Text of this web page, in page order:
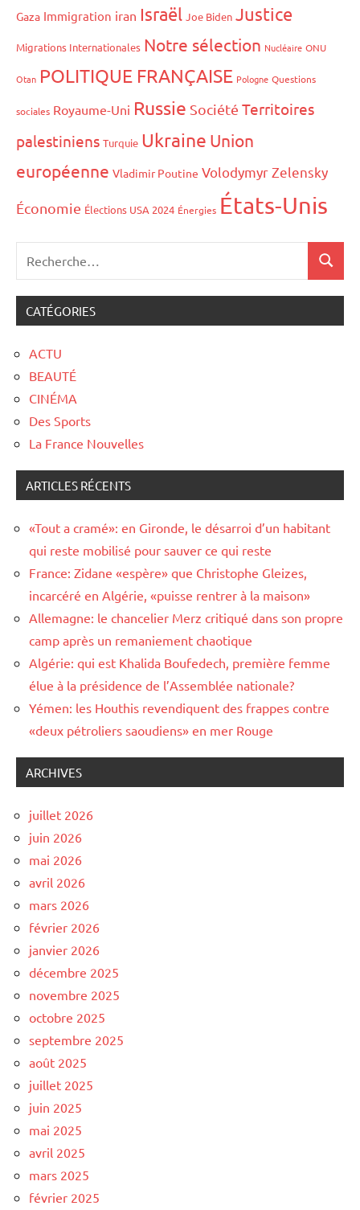
Gaza Immigration iran Israël Joe Biden Justice
Migrations Internationales Notre sélection Nucléaire ONU
Otan POLITIQUE FRANÇAISE Pologne Questions
sociales Royaume-Uni Russie Société Territoires
palestiniens Turquie Ukraine Union
européenne Vladimir Poutine Volodymyr Zelensky
Économie Élections USA 2024 Énergies États-Unis
CATÉGORIES
ACTU
BEAUTÉ
CINÉMA
Des Sports
La France Nouvelles
ARTICLES RÉCENTS
«Tout a cramé»: en Gironde, le désarroi d’un habitant
qui reste mobilisé pour sauver ce qui reste
France: Zidane «espère» que Christophe Gleizes,
incarcéré en Algérie, «puisse rentrer à la maison»
Allemagne: le chancelier Merz critiqué dans son propre
camp après un remaniement chaotique
Algérie: qui est Khalida Boufedech, première femme
élue à la présidence de l’Assemblée nationale?
Yémen: les Houthis revendiquent des frappes contre
«deux pétroliers saoudiens» en mer Rouge
ARCHIVES
juillet 2026
juin 2026
mai 2026
avril 2026
mars 2026
février 2026
janvier 2026
décembre 2025
novembre 2025
octobre 2025
septembre 2025
août 2025
juillet 2025
juin 2025
mai 2025
avril 2025
mars 2025
février 2025